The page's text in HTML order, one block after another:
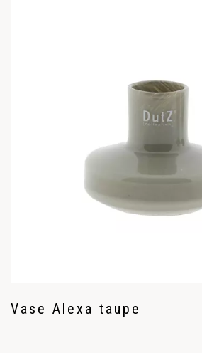
Vase Alexa taupe